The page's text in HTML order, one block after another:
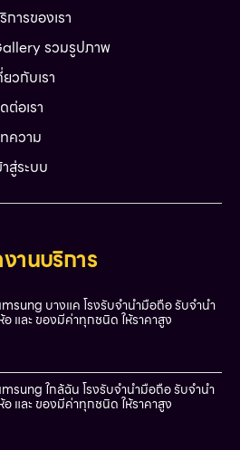
การของเรา
รวมรูปภาพ
ยวกับเรา
ต่อเรา
ความ
าสู่ระบบ
านบริการ
บางแค โรงรับจำนำมือถือ รับจำนำ
และ ของมีค่าทุกชนิด ให้ราคาสูง
ใกล้ฉัน โรงรับจำนำมือถือ รับจำนำ
และ ของมีค่าทุกชนิด ให้ราคาสูง